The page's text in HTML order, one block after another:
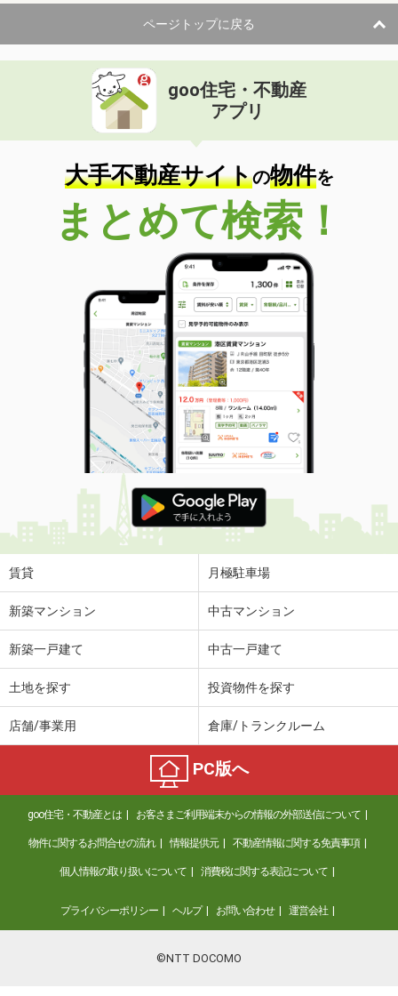
ページトップに戻る
goo住宅・不動産
アプリ
大手不動産サイトの物件を
まとめて検索！
賃貸 月極駐車場
新築マンション 中古マンション
新築一戸建て 中古一戸建て
土地を探す 投資物件を探す
店舗/事業用 倉庫/トランクルーム
PC版へ
goo住宅・不動産とは お客さまご利用端末からの情報の外部送信について
物件に関するお問合せの流れ 情報提供元 不動産情報に関する免責事項
個人情報の取り扱いについて 消費税に関する表記について
プライバシーポリシー ヘルプ お問い合わせ 運営会社
©NTT DOCOMO